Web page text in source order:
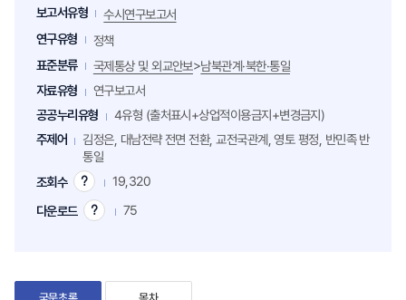
보고서유형
수시연구보고서
연구유형
정책
표준분류
국제통상 및 외교안보>남북관계·북한·통일
자료유형
연구보고서
공공누리유형
4유형 (출처표시+상업적이용금지+변경금지)
주제어
김정은, 대남전략 전면 전환, 교전국관계, 영토 평정, 반민족 반
통일
조회수
조
회
수
19,320
다운로드
다
팁
75